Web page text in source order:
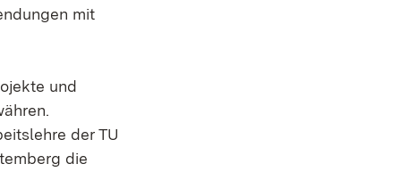
mit
und
der TU
die